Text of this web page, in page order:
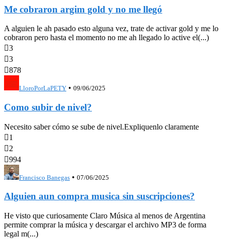
Me cobraron argim gold y no me llegó
A alguien le ah pasado esto alguna vez, trate de activar gold y me lo
cobraron pero hasta el momento no me ah llegado lo active el(...)
3
3
878
LloroPorLaPETY • 09/06/2025
Como subir de nivel?
Necesito saber cómo se sube de nivel.Expliquenlo claramente
1
2
994
Francisco Banegas • 07/06/2025
Alguien aun compra musica sin suscripciones?
He visto que curiosamente Claro Música al menos de Argentina
permite comprar la música y descargar el archivo MP3 de forma
legal m(...)